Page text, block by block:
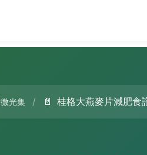
光集 / 📄 桂格大燕麥片減肥食